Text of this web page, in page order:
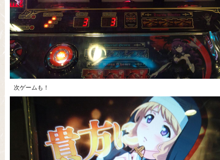
次ゲームも！